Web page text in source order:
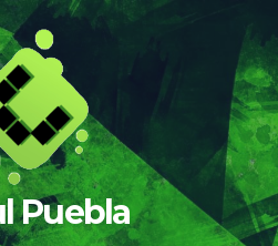
Puebla